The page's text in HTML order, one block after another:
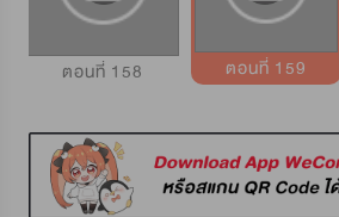
ตอนที่ 158 ตอนที่ 159